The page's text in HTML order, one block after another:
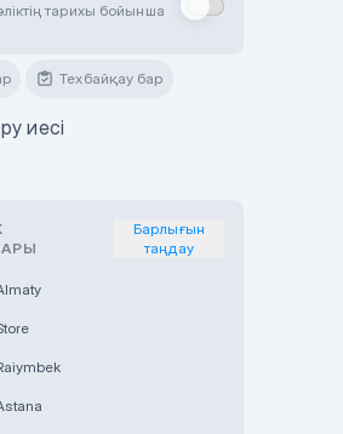
тарихы бойынша
Техбайқау бар
иесі
Барлығын
таңдау